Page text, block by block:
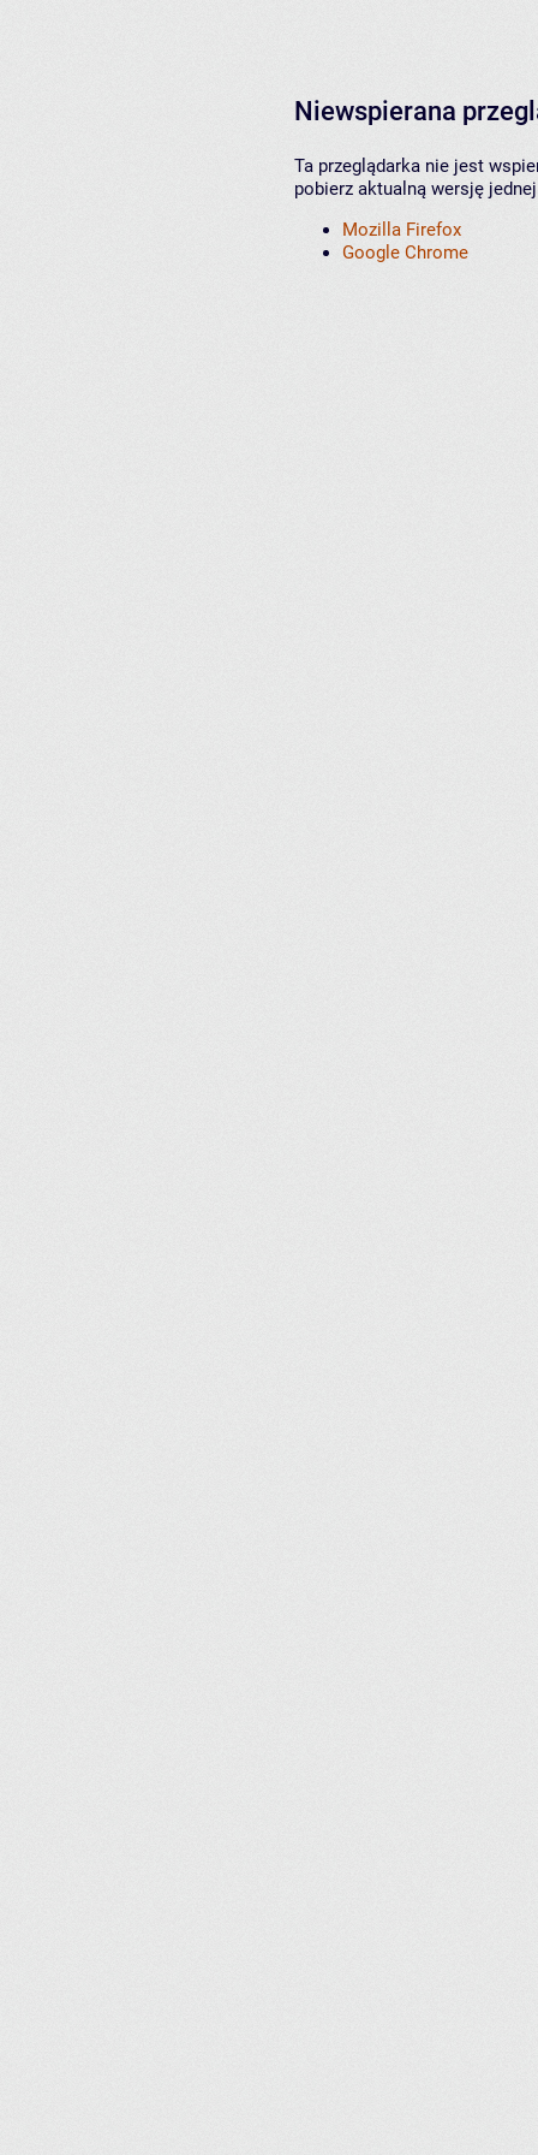
Niewspierana
Ta przeglądarka nie jest
pobierz aktualną wersję
Mozilla Firefox
Google Chrome